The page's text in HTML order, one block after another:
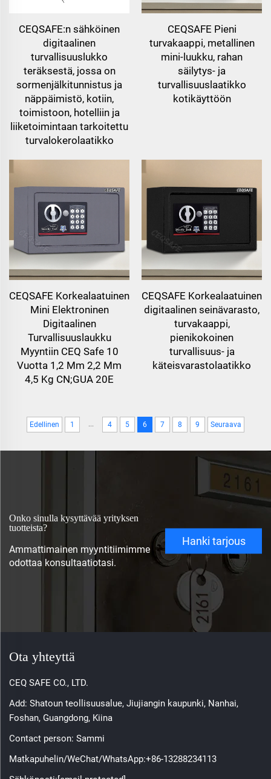
CEQSAFE:n sähköinen
digitaalinen
turvallisuuslukko
teräksestä, jossa on
sormenjälkitunnistus ja
näppäimistö, kotiin,
toimistoon, hotelliin ja
liiketoimintaan tarkoitettu
turvalokerolaatikko
CEQSAFE Pieni
turvakaappi, metallinen
mini-luukku, rahan
säilytys- ja
turvallisuuslaatikko
kotikäyttöön
CEQSAFE Korkealaatuinen
Mini Elektroninen
Digitaalinen
Turvallisuuslaukku
Myyntiin CEQ Safe 10
Vuotta 1,2 Mm 2,2 Mm
4,5 Kg CN;GUA 20E
CEQSAFE Korkealaatuinen
digitaalinen seinävarasto,
turvakaappi,
pienikokoinen
turvallisuus- ja
käteisvarastolaatikko
Edellinen 1 ... 4 5 6 7 8 9 Seuraava
Onko sinulla kysyttävää yrityksen
tuotteista?
Ammattimainen myyntitiimimme
odottaa konsultaatiotasi.
Hanki tarjous
Ota yhteyttä
CEQ SAFE CO., LTD.
Add: Shatoun teollisuusalue, Jiujiangin kaupunki, Nanhai,
Foshan, Guangdong, Kiina
Contact person: Sammi
Matkapuhelin/WeChat/WhatsApp:+86-13288234113